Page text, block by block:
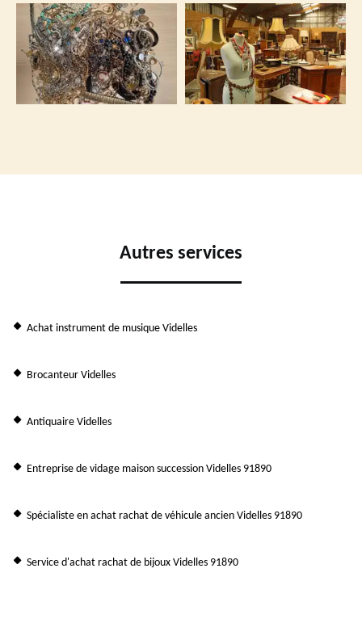
Autres services
Achat instrument de musique Videlles
Brocanteur Videlles
Antiquaire Videlles
Entreprise de vidage maison succession Videlles 91890
Spécialiste en achat rachat de véhicule ancien Videlles 91890
Service d'achat rachat de bijoux Videlles 91890